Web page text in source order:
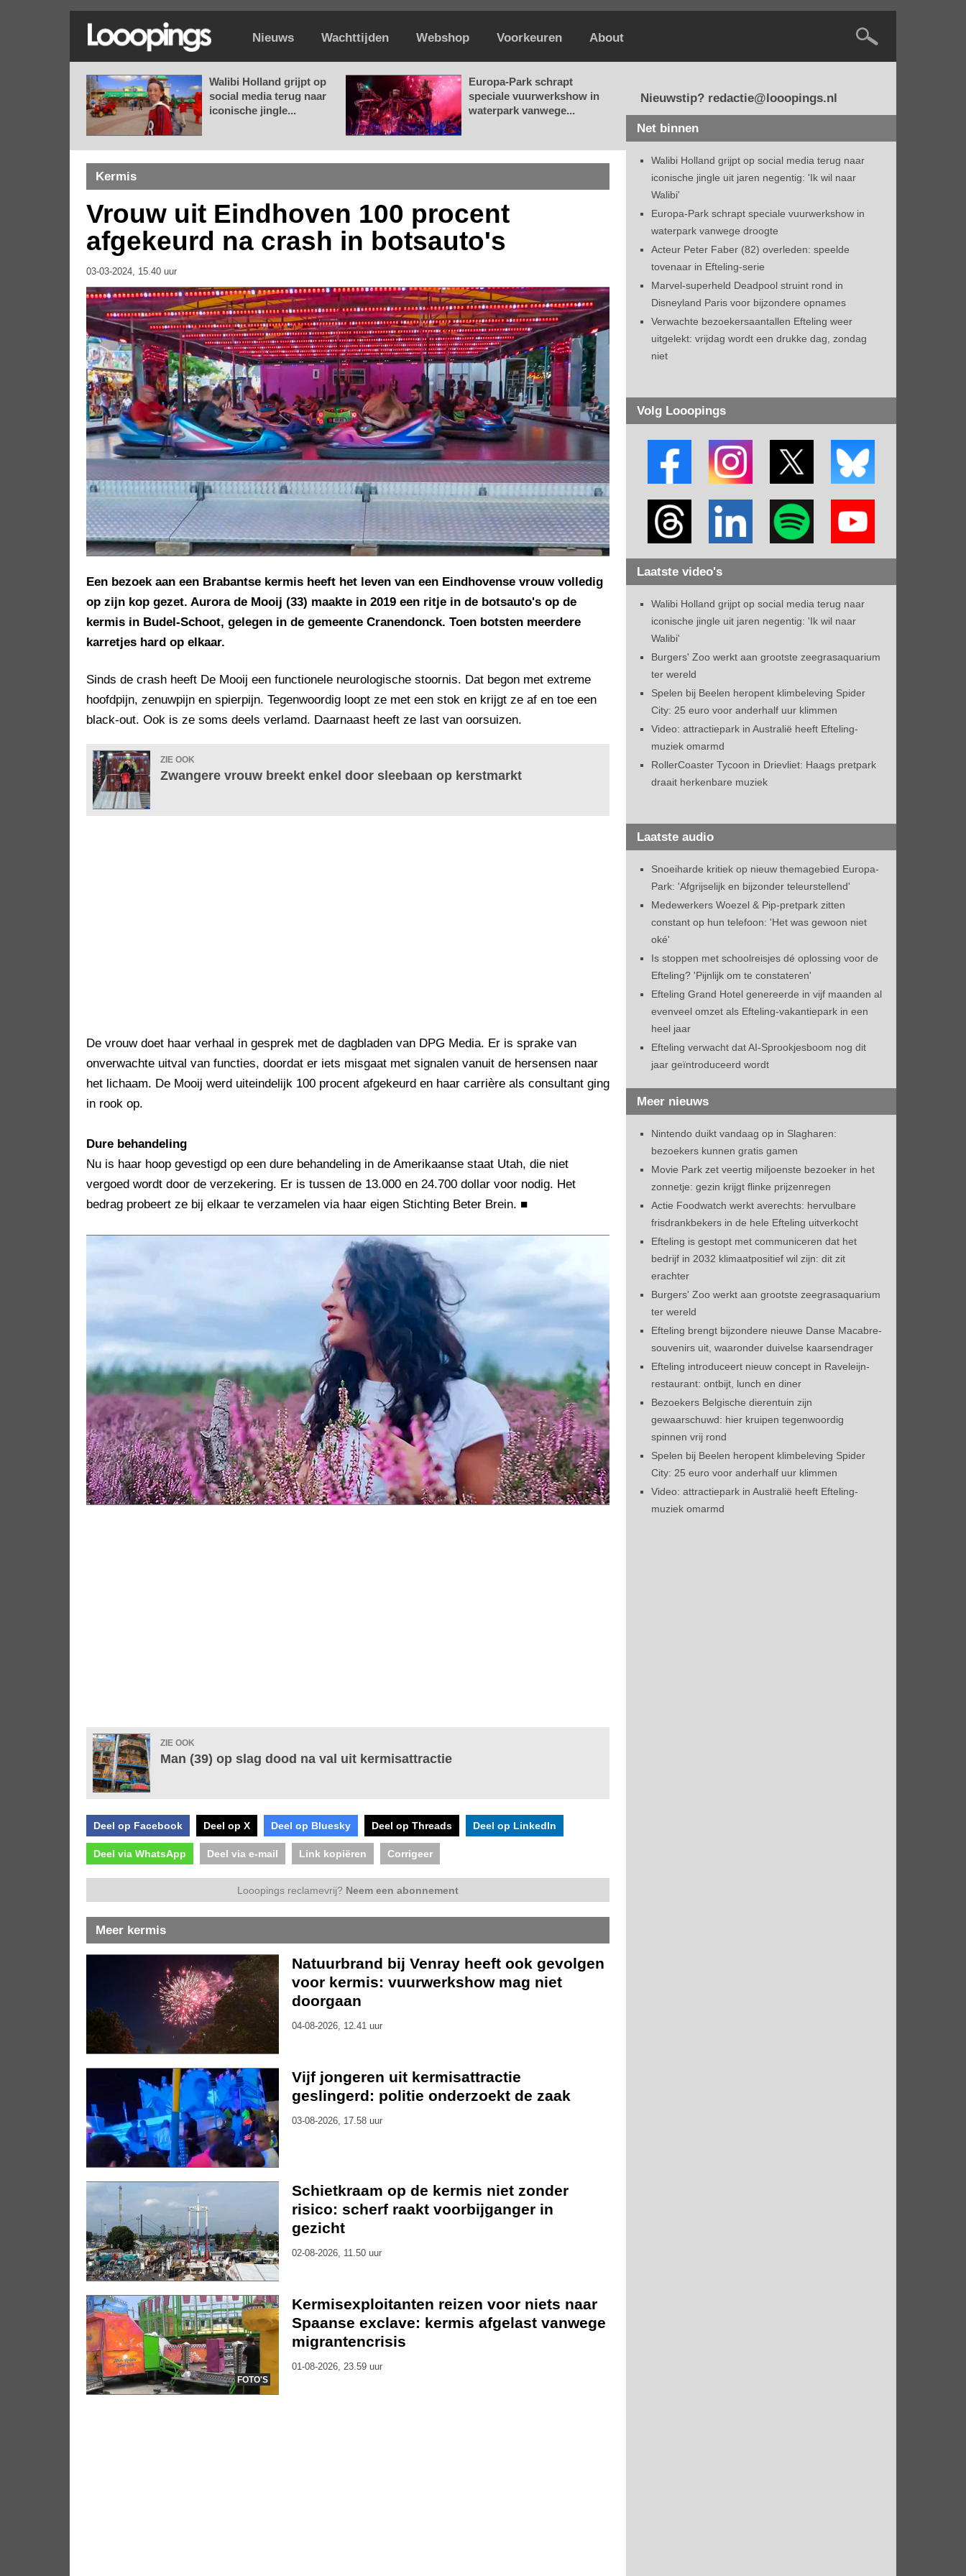
Nieuws Wachttijden Webshop Voorkeuren About
Walibi Holland grijpt op
social media terug naar
iconische jingle...
Europa-Park schrapt
speciale vuurwerkshow in
waterpark vanwege...
Kermis
Vrouw uit Eindhoven 100 procent
afgekeurd na crash in botsauto's
03-03-2024, 15.40 uur
Een bezoek aan een Brabantse kermis heeft het leven van een Eindhovense vrouw volledig
op zijn kop gezet. Aurora de Mooij (33) maakte in 2019 een ritje in de botsauto's op de
kermis in Budel-Schoot, gelegen in de gemeente Cranendonck. Toen botsten meerdere
karretjes hard op elkaar.
Sinds de crash heeft De Mooij een functionele neurologische stoornis. Dat begon met extreme
hoofdpijn, zenuwpijn en spierpijn. Tegenwoordig loopt ze met een stok en krijgt ze af en toe een
black-out. Ook is ze soms deels verlamd. Daarnaast heeft ze last van oorsuizen.
ZIE OOK
Zwangere vrouw breekt enkel door sleebaan op kerstmarkt
De vrouw doet haar verhaal in gesprek met de dagbladen van DPG Media. Er is sprake van
onverwachte uitval van functies, doordat er iets misgaat met signalen vanuit de hersensen naar
het lichaam. De Mooij werd uiteindelijk 100 procent afgekeurd en haar carrière als consultant ging
in rook op.
Dure behandeling
Nu is haar hoop gevestigd op een dure behandeling in de Amerikaanse staat Utah, die niet
vergoed wordt door de verzekering. Er is tussen de 13.000 en 24.700 dollar voor nodig. Het
bedrag probeert ze bij elkaar te verzamelen via haar eigen Stichting Beter Brein. ■
ZIE OOK
Man (39) op slag dood na val uit kermisattractie
Deel op Facebook Deel op X Deel op Bluesky Deel op Threads Deel op LinkedIn
Deel via WhatsApp Deel via e-mail Link kopiëren Corrigeer
Looopings reclamevrij? Neem een abonnement
Meer kermis
Natuurbrand bij Venray heeft ook gevolgen
voor kermis: vuurwerkshow mag niet
doorgaan
04-08-2026, 12.41 uur
Vijf jongeren uit kermisattractie
geslingerd: politie onderzoekt de zaak
03-08-2026, 17.58 uur
Schietkraam op de kermis niet zonder
risico: scherf raakt voorbijganger in
gezicht
02-08-2026, 11.50 uur
FOTO'S
Kermisexploitanten reizen voor niets naar
Spaanse exclave: kermis afgelast vanwege
migrantencrisis
01-08-2026, 23.59 uur
Nieuwstip? redactie@looopings.nl
Net binnen
Walibi Holland grijpt op social media terug naar
iconische jingle uit jaren negentig: 'Ik wil naar
Walibi'
Europa-Park schrapt speciale vuurwerkshow in
waterpark vanwege droogte
Acteur Peter Faber (82) overleden: speelde
tovenaar in Efteling-serie
Marvel-superheld Deadpool struint rond in
Disneyland Paris voor bijzondere opnames
Verwachte bezoekersaantallen Efteling weer
uitgelekt: vrijdag wordt een drukke dag, zondag
niet
Volg Looopings
Laatste video's
Walibi Holland grijpt op social media terug naar
iconische jingle uit jaren negentig: 'Ik wil naar
Walibi'
Burgers' Zoo werkt aan grootste zeegrasaquarium
ter wereld
Spelen bij Beelen heropent klimbeleving Spider
City: 25 euro voor anderhalf uur klimmen
Video: attractiepark in Australië heeft Efteling-
muziek omarmd
RollerCoaster Tycoon in Drievliet: Haags pretpark
draait herkenbare muziek
Laatste audio
Snoeiharde kritiek op nieuw themagebied Europa-
Park: 'Afgrijselijk en bijzonder teleurstellend'
Medewerkers Woezel & Pip-pretpark zitten
constant op hun telefoon: 'Het was gewoon niet
oké'
Is stoppen met schoolreisjes dé oplossing voor de
Efteling? 'Pijnlijk om te constateren'
Efteling Grand Hotel genereerde in vijf maanden al
evenveel omzet als Efteling-vakantiepark in een
heel jaar
Efteling verwacht dat AI-Sprookjesboom nog dit
jaar geïntroduceerd wordt
Meer nieuws
Nintendo duikt vandaag op in Slagharen:
bezoekers kunnen gratis gamen
Movie Park zet veertig miljoenste bezoeker in het
zonnetje: gezin krijgt flinke prijzenregen
Actie Foodwatch werkt averechts: hervulbare
frisdrankbekers in de hele Efteling uitverkocht
Efteling is gestopt met communiceren dat het
bedrijf in 2032 klimaatpositief wil zijn: dit zit
erachter
Burgers' Zoo werkt aan grootste zeegrasaquarium
ter wereld
Efteling brengt bijzondere nieuwe Danse Macabre-
souvenirs uit, waaronder duivelse kaarsendrager
Efteling introduceert nieuw concept in Raveleijn-
restaurant: ontbijt, lunch en diner
Bezoekers Belgische dierentuin zijn
gewaarschuwd: hier kruipen tegenwoordig
spinnen vrij rond
Spelen bij Beelen heropent klimbeleving Spider
City: 25 euro voor anderhalf uur klimmen
Video: attractiepark in Australië heeft Efteling-
muziek omarmd